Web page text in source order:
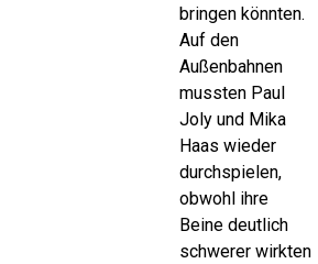
bringen könnten.
Auf den
Außenbahnen
mussten Paul
Joly und Mika
Haas wieder
durchspielen,
obwohl ihre
Beine deutlich
schwerer wirkten